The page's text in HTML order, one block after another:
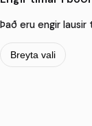
Það eru engir
Breyta vali